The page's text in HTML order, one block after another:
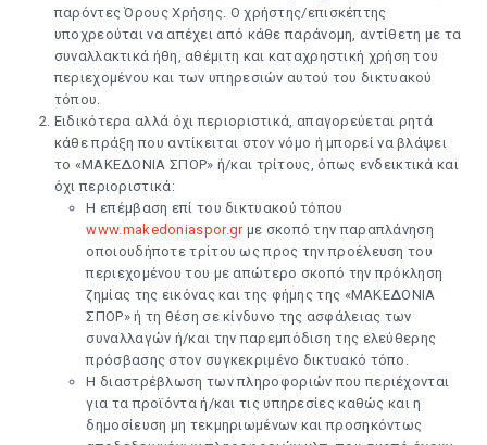
παρόντες Όρους Χρήσης. Ο χρήστης/επισκέπτης
υποχρεούται να απέχει από κάθε παράνομη, αντίθετη με τα
συναλλακτικά ήθη, αθέμιτη και καταχρηστική χρήση του
περιεχομένου και των υπηρεσιών αυτού του δικτυακού
τόπου.
Ειδικότερα αλλά όχι περιοριστικά, απαγορεύεται ρητά
κάθε πράξη που αντίκειται στον νόμο ή μπορεί να βλάψει
το «ΜΑΚΕΔΟΝΙΑ ΣΠΟΡ» ή/και τρίτους, όπως ενδεικτικά και
όχι περιοριστικά:
Η επέμβαση επί του δικτυακού τόπου
www.makedoniaspor.grμε σκοπό την παραπλάνηση
οποιουδήποτε τρίτου ως προς την προέλευση του
περιεχομένου του με απώτερο σκοπό την πρόκληση
ζημίας της εικόνας και της φήμης της «ΜΑΚΕΔΟΝΙΑ
ΣΠΟΡ» ή τη θέση σε κίνδυνο της ασφάλειας των
συναλλαγών ή/και την παρεμπόδιση της ελεύθερης
πρόσβασης στον συγκεκριμένο δικτυακό τόπο.
Η διαστρέβλωση των πληροφοριών που περιέχονται
για τα προϊόντα ή/και τις υπηρεσίες καθώς και η
δημοσίευση μη τεκμηριωμένων και προσηκόντως